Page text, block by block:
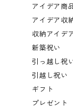
アイデア商
アイデア収
収納アイデ
新築祝い
引っ越し祝
引越し祝い
ギフト
プレゼント